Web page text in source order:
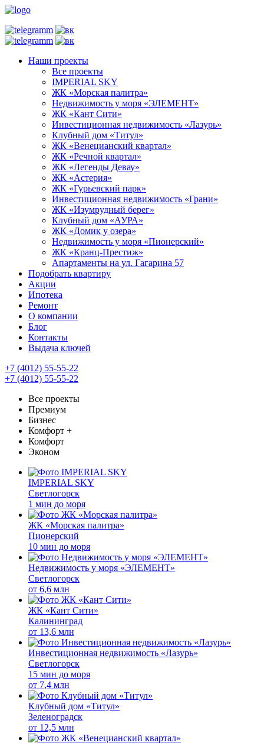
Наши проекты
Все проекты
IMPERIAL SKY
ЖК «Морская палитра»
Недвижимость у моря «ЭЛЕМЕНТ»
ЖК «Кант Сити»
Инвестиционная недвижимость «Лазурь»
Клубный дом «Титул»
ЖК «Венецианский квартал»
ЖК «Речной квартал»
ЖК «Легенды Девау»
ЖК «Астерия»
ЖК «Гурьевский парк»
Инвестиционная недвижимость «Грани»
ЖК «Изумрудный берег»
Клубный дом «АУРА»
ЖК «Домик у озера»
Недвижимость у моря «Пионерский»
ЖК «Кранц-Престиж»
Апартаменты на ул. Гагарина 57
Подобрать квартиру
Акции
Ипотека
Ремонт
О компании
Блог
Контакты
Выдача ключей
+7 (4012) 55-55-22
+7 (4012) 55-55-22
Все проекты
Премиум
Бизнес
Комфорт +
Комфорт
Эконом
IMPERIAL SKY
Светлогорск
1 мин до моря
ЖК «Морская палитра»
Пионерский
10 мин до моря
Недвижимость у моря «ЭЛЕМЕНТ»
Светлогорск
от 6,6 млн
ЖК «Кант Сити»
Калининград
от 13,6 млн
Инвестиционная недвижимость «Лазурь»
Светлогорск
15 мин до моря
от 7,4 млн
Клубный дом «Титул»
Зеленоградск
от 12,5 млн